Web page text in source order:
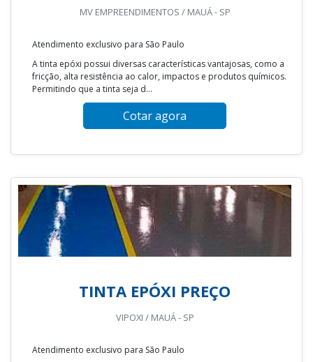
MV EMPREENDIMENTOS / MAUÁ - SP
Atendimento exclusivo para São Paulo
A tinta epóxi possui diversas características vantajosas, como a
fricção, alta resistência ao calor, impactos e produtos químicos.
Permitindo que a tinta seja d...
Cotar agora
TINTA EPÓXI PREÇO
VIPOXI / MAUÁ - SP
Atendimento exclusivo para São Paulo